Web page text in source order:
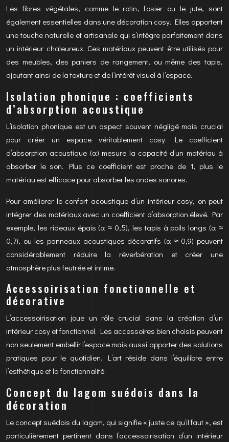
Les fibres végétales, comme le rotin, l’osier ou le jute, sont
également essentielles dans une décoration cosy. Elles apportent
une touche naturelle et artisanale qui s’intègre parfaitement dans
un intérieur chaleureux. Ces matériaux peuvent être utilisés pour
des meubles, des paniers de rangement, ou même des tapis,
ajoutant ainsi de la texture et de l’intérêt visuel à l’espace.
Isolation phonique : coefficients
d’absorption acoustique
L’isolation phonique est un aspect souvent négligé mais crucial
pour créer un espace véritablement cosy. Le coefficient
d’absorption acoustique (α) mesure la capacité d’un matériau à
absorber le son. Plus ce coefficient est proche de 1, plus le
matériau est efficace pour absorber les ondes sonores.
Pour améliorer le confort acoustique d’un intérieur cosy, on peut
intégrer des matériaux avec un coefficient d’absorption élevé. Par
exemple, les rideaux épais (α ≈ 0,5), les tapis à poils longs (α ≈
0,7), ou les panneaux acoustiques décoratifs (α ≈ 0,9) peuvent
considérablement réduire la réverbération et créer une
atmosphère plus feutrée et intime.
Accessoirisation fonctionnelle et
décorative
L’accessoirisation joue un rôle crucial dans la création d’un
intérieur cosy et fonctionnel. Les accessoires bien choisis peuvent
non seulement embellir l’espace mais aussi apporter des solutions
pratiques pour le quotidien. L’art réside dans l’équilibre entre
l’esthétique et la fonctionnalité.
Concept du lagom suédois dans la
décoration
Le concept suédois du lagom, qui signifie « juste ce qu’il faut », est
particulièrement pertinent dans l’accessoirisation d’un intérieur